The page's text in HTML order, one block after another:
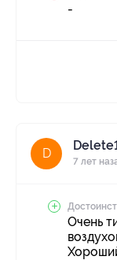
-
D
7 лет
Очень